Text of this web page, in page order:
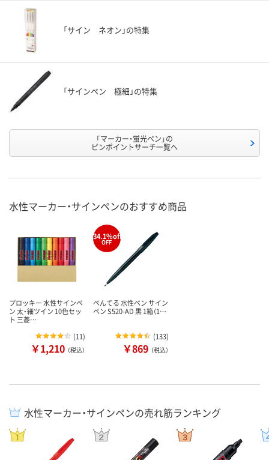
「サイン ネオン」の特集
「サインペン 極細」の特集
「マーカー・蛍光ペン」の
ピンポイントサーチ一覧へ
水性マーカー・サインペンのおすすめ商品
プロッキー 水性サインペ
ン 太・細ツイン 10色セッ
ト 三菱…
(11)
￥1,210 （税込）
34.1%off
OFF
ぺんてる 水性ペン サイン
ペン S520-AD 黒 1箱（1…
(133)
￥869 （税込）
水性マーカー・サインペンの売れ筋ランキング